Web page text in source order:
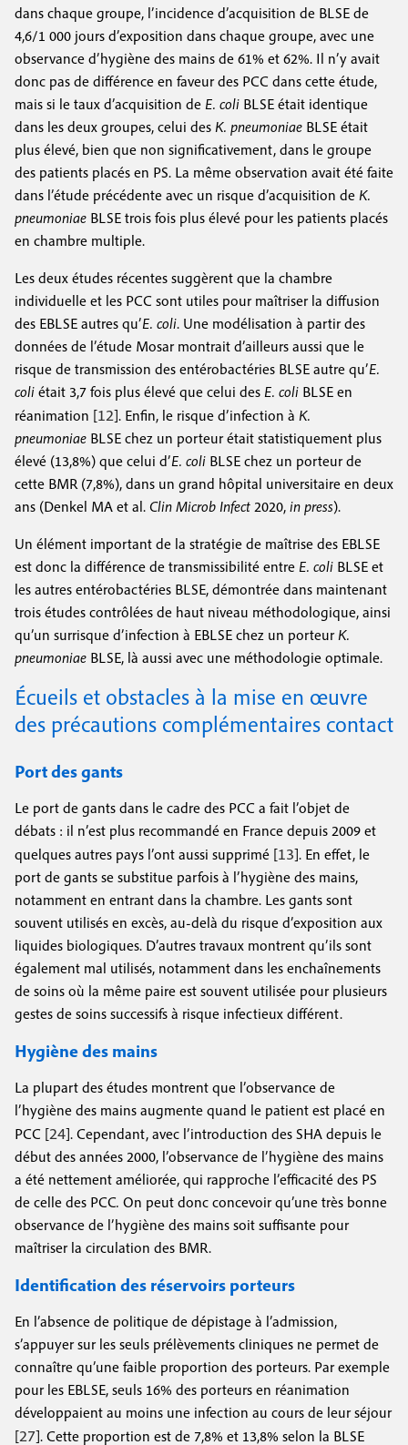
dans chaque groupe, l’incidence d’acquisition de BLSE de
4,6/1 000 jours d’exposition dans chaque groupe, avec une
observance d’hygiène des mains de 61% et 62%. Il n’y avait
donc pas de différence en faveur des PCC dans cette étude,
mais si le taux d’acquisition de E. coli BLSE était identique
dans les deux groupes, celui des K. pneumoniae BLSE était
plus élevé, bien que non significativement, dans le groupe
des patients placés en PS. La même observation avait été faite
dans l’étude précédente avec un risque d’acquisition de K.
pneumoniae BLSE trois fois plus élevé pour les patients placés
en chambre multiple.
Les deux études récentes suggèrent que la chambre
individuelle et les PCC sont utiles pour maîtriser la diffusion
des EBLSE autres qu’E. coli. Une modélisation à partir des
données de l’étude Mosar montrait d’ailleurs aussi que le
risque de transmission des entérobactéries BLSE autre qu’E.
coli était 3,7 fois plus élevé que celui des E. coli BLSE en
réanimation [12]. Enfin, le risque d’infection à K.
pneumoniae BLSE chez un porteur était statistiquement plus
élevé (13,8%) que celui d’E. coli BLSE chez un porteur de
cette BMR (7,8%), dans un grand hôpital universitaire en deux
ans (Denkel MA et al. Clin Microb Infect 2020, in press).
Un élément important de la stratégie de maîtrise des EBLSE
est donc la différence de transmissibilité entre E. coli BLSE et
les autres entérobactéries BLSE, démontrée dans maintenant
trois études contrôlées de haut niveau méthodologique, ainsi
qu’un surrisque d’infection à EBLSE chez un porteurK.
pneumoniae BLSE, là aussi avec une méthodologie optimale.
Écueils et obstacles à la mise en œuvre
des précautions complémentaires contact
Port des gants
Le port de gants dans le cadre des PCC a fait l’objet de
débats : il n’est plus recommandé en France depuis 2009 et
quelques autres pays l’ont aussi supprimé [13]. En effet, le
port de gants se substitue parfois à l’hygiène des mains,
notamment en entrant dans la chambre. Les gants sont
souvent utilisés en excès, au-delà du risque d’exposition aux
liquides biologiques. D’autres travaux montrent qu’ils sont
également mal utilisés, notamment dans les enchaînements
de soins où la même paire est souvent utilisée pour plusieurs
gestes de soins successifs à risque infectieux différent.
Hygiène des mains
La plupart des études montrent que l’observance de
l’hygiène des mains augmente quand le patient est placé en
PCC [24]. Cependant, avec l’introduction des SHA depuis le
début des années 2000, l’observance de l’hygiène des mains
a été nettement améliorée, qui rapproche l’efficacité des PS
de celle des PCC. On peut donc concevoir qu’une très bonne
observance de l’hygiène des mains soit suffisante pour
maîtriser la circulation des BMR.
Identification des réservoirs porteurs
En l’absence de politique de dépistage à l’admission,
s’appuyer sur les seuls prélèvements cliniques ne permet de
connaître qu’une faible proportion des porteurs. Par exemple
pour les EBLSE, seuls 16% des porteurs en réanimation
développaient au moins une infection au cours de leur séjour
[27]. Cette proportion est de 7,8% et 13,8% selon la BLSE